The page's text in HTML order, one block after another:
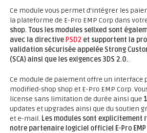
Ce module vous permet d'intégrer les
la plateforme de E-Pro EMP Corp dans
shop. Tous les modules sellxed sont
avec la directive PSD2 et supportent la
validation sécurisée appelée Strong
(SCA) ainsi que les exigences 3DS 2.0..
Ce module de paiement offre un interface
modified-shop shop et E-Pro EMP Corp.
license sans limitation de durée ainsi que
updates et upgrades ainsi que du soutien
et e-mail. Les modules sont explicitement
notre partenaire logiciel officiel E-Pro EMP